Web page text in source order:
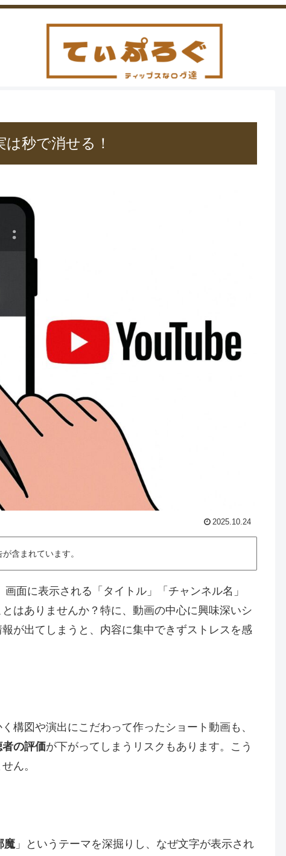
秒で消せる！
2025.10.24
含まれています。
面に表示される「タイトル」「チャンネル名」
はありませんか？特に、動画の中心に興味深いシ
が出てしまうと、内容に集中できずストレスを感
構図や演出にこだわって作ったショート動画も、
者の評価が下がってしまうリスクもあります。こう
ん。
魔 」というテーマを深掘りし、なぜ文字が表示され